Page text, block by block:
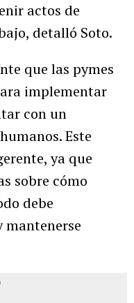
actos de
detalló Soto.
que las pymes
implementar
con un
Este
ya que
sobre cómo
debe
mantenerse